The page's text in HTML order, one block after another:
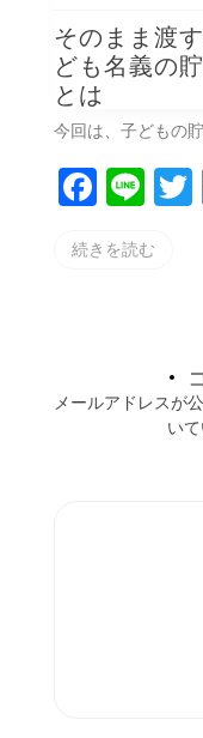
そのまま渡
ども名義の
とは
今回は、子どもの
F
c
o
Li
e
続きを読む
メールアドレスが
い